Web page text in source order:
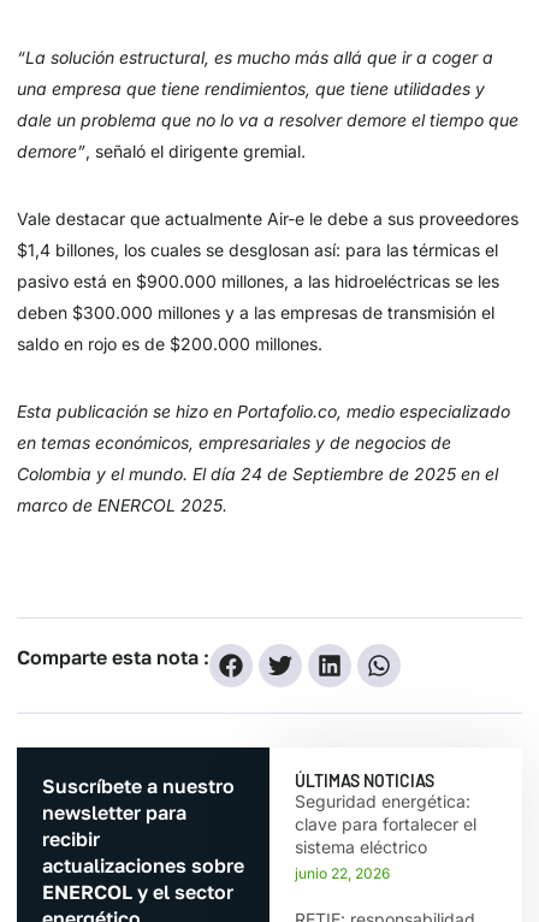
“La solución estructural, es mucho más allá que ir a coger a
una empresa que tiene rendimientos, que tiene utilidades y
dale un problema que no lo va a resolver demore el tiempo que
demore”, señaló el dirigente gremial.
Vale destacar que actualmente Air-e le debe a sus proveedores
$1,4 billones, los cuales se desglosan así: para las térmicas el
pasivo está en $900.000 millones, a las hidroeléctricas se les
deben $300.000 millones y a las empresas de transmisión el
saldo en rojo es de $200.000 millones.
Esta publicación se hizo en Portafolio.co, medio especializado
en temas económicos, empresariales y de negocios de
Colombia y el mundo. El día 24 de Septiembre de 2025 en el
marco de ENERCOL 2025.
Comparte esta nota :
Suscríbete a nuestro
newsletter para
recibir
actualizaciones sobre
ENERCOL y el sector
ÚLTIMAS NOTICIAS
Seguridad energética:
clave para fortalecer el
sistema eléctrico
junio 22, 2026